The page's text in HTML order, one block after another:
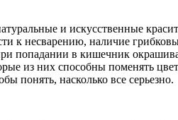
и искусственные
к несварению, наличие
попадании в кишечник
из них способны поменять
понять, насколько все серьезно.